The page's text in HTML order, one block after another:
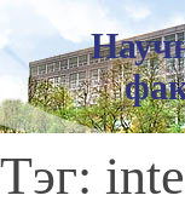
Тэг: